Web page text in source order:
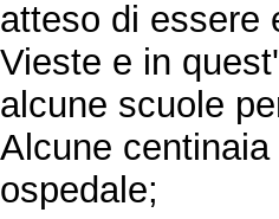
atteso di essere
Vieste e in
alcune scuole
Alcune
ospedale;